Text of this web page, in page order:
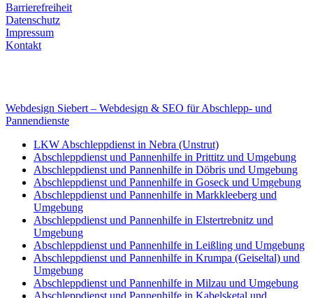
Barrierefreiheit
Datenschutz
Impressum
Kontakt
Webdesign Siebert – Webdesign & SEO für Abschlepp- und
Pannendienste
LKW Abschleppdienst in Nebra (Unstrut)
Abschleppdienst und Pannenhilfe in Prittitz und Umgebung
Abschleppdienst und Pannenhilfe in Döbris und Umgebung
Abschleppdienst und Pannenhilfe in Goseck und Umgebung
Abschleppdienst und Pannenhilfe in Markkleeberg und
Umgebung
Abschleppdienst und Pannenhilfe in Elstertrebnitz und
Umgebung
Abschleppdienst und Pannenhilfe in Leißling und Umgebung
Abschleppdienst und Pannenhilfe in Krumpa (Geiseltal) und
Umgebung
Abschleppdienst und Pannenhilfe in Milzau und Umgebung
Abschleppdienst und Pannenhilfe in Kabelsketal und